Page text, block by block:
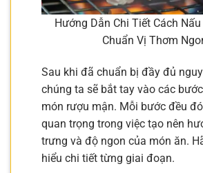
Hướng Dẫn Chi Tiết Cách
Chuẩn Vị Thơm
Sau khi đã chuẩn bị đầy đủ
chúng ta sẽ bắt tay vào các
món rượu mận. Mỗi bước đều
quan trọng trong việc tạo nên
trưng và độ ngon của món ăn.
hiểu chi tiết từng giai đoạn.